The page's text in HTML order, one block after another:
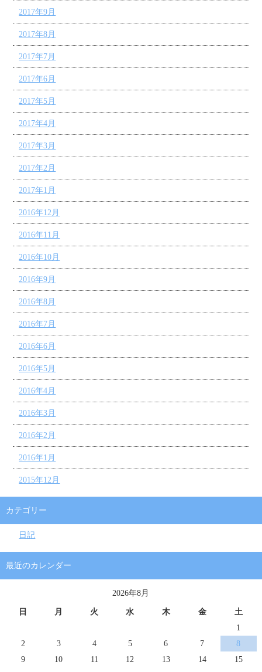
2017年9月
2017年8月
2017年7月
2017年6月
2017年5月
2017年4月
2017年3月
2017年2月
2017年1月
2016年12月
2016年11月
2016年10月
2016年9月
2016年8月
2016年7月
2016年6月
2016年5月
2016年4月
2016年3月
2016年2月
2016年1月
2015年12月
カテゴリー
日記
最近のカレンダー
2026年8月
日 月 火 水 木 金
土
1
2
3 4 5 6 7
8
9
10 11 12 13 14
15